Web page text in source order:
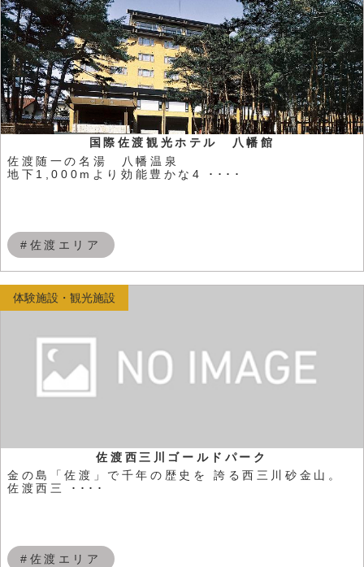
国際佐渡観光ホテル 八幡館
佐渡随一の名湯 八幡温泉
地下1,000mより効能豊かな4 ････
#佐渡エリア
佐渡西三川ゴールドパーク
金の島「佐渡」で千年の歴史を 誇る西三川砂金山。
佐渡西三 ････
#佐渡エリア
体験施設・観光施設